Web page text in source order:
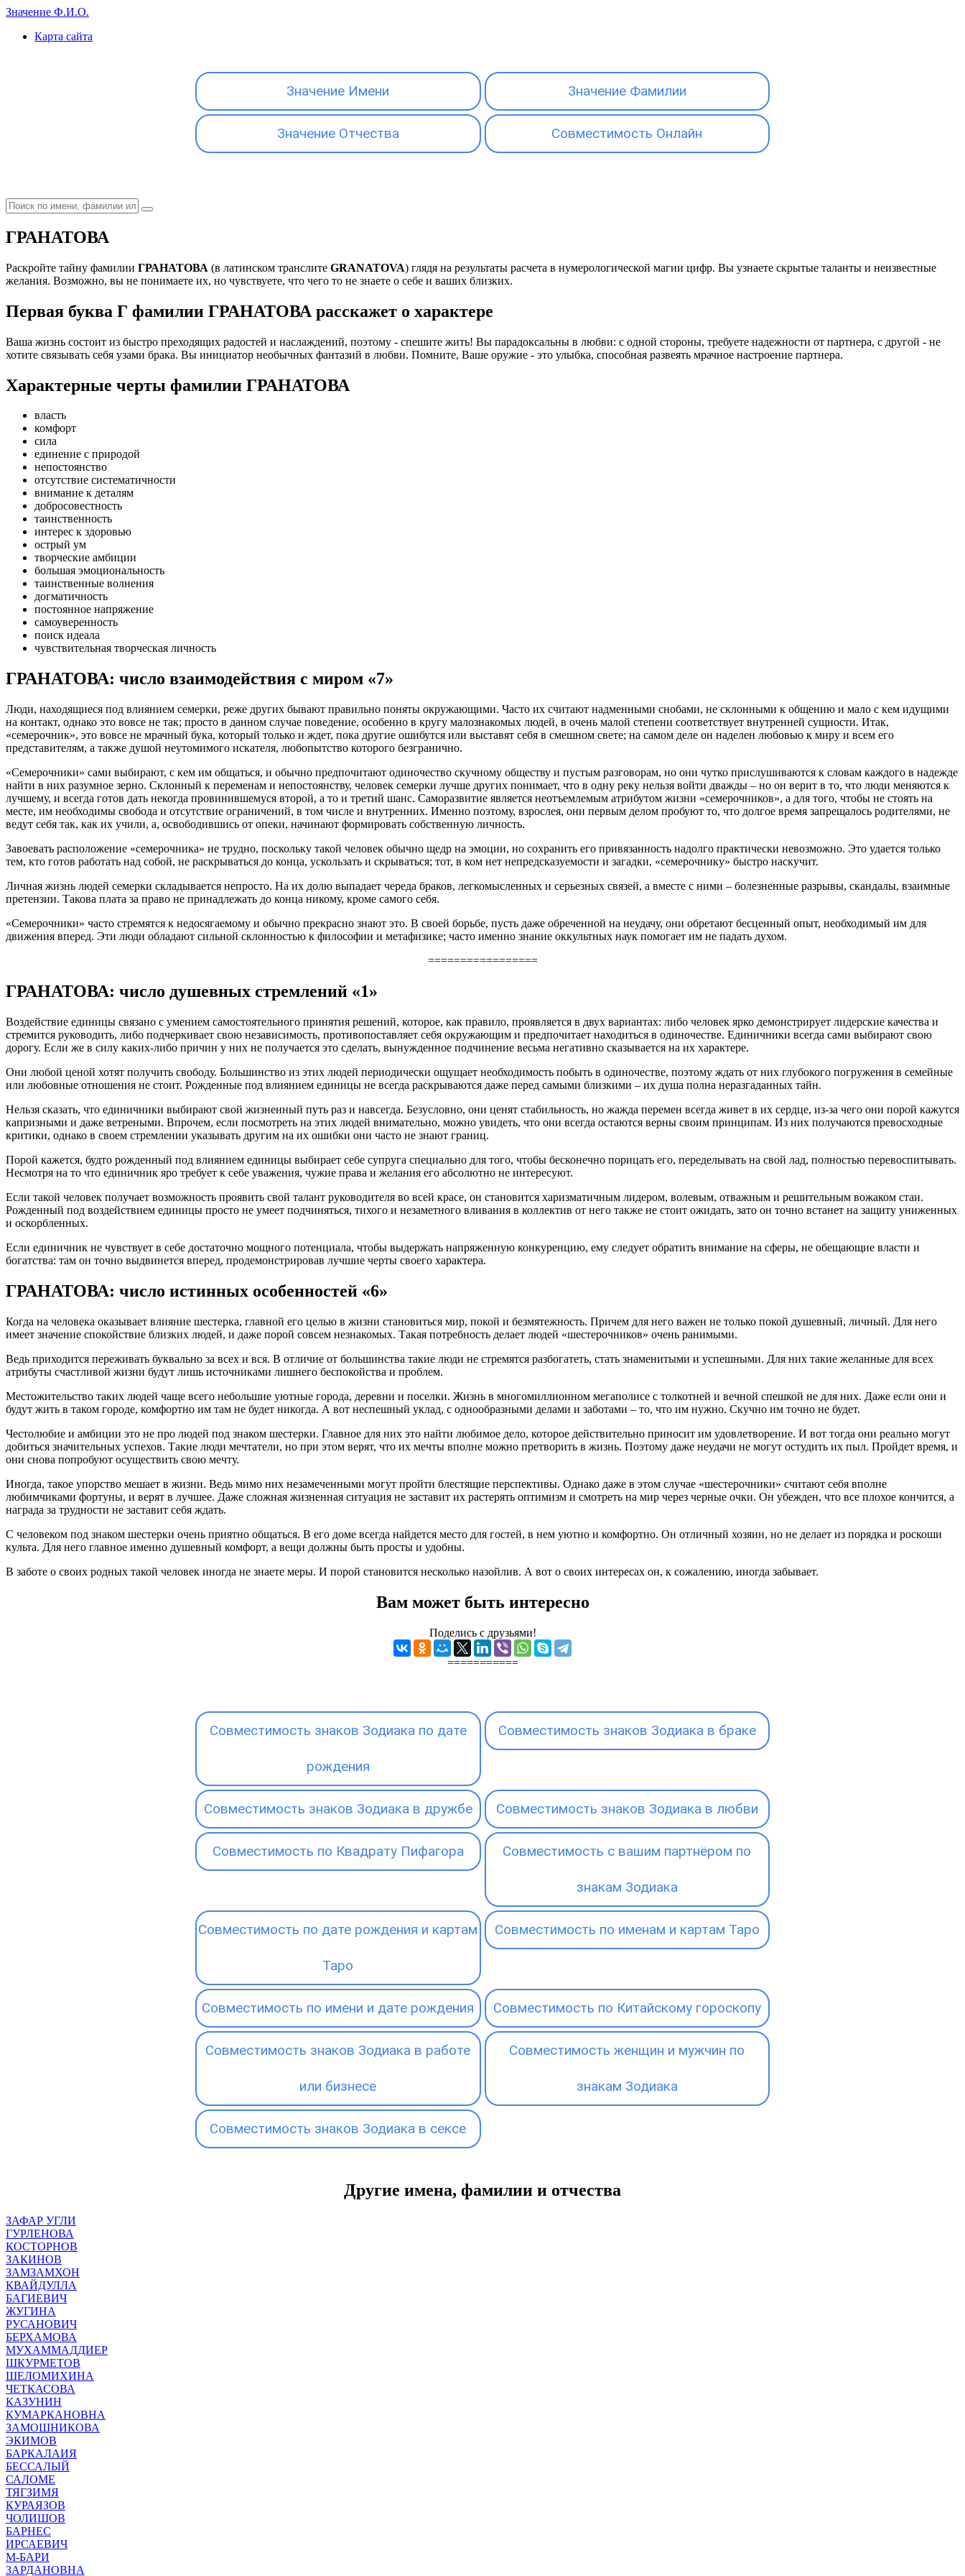
Значение Ф.И.О.
Карта сайта
Значение Имени Значение Фамилии
Значение Отчества Совместимость Онлайн
ГРАНАТОВА
Раскройте тайну фамилии ГРАНАТОВА (в латинском транслите GRANATOVA) глядя на результаты расчета в нумерологической магии цифр. Вы узнаете скрытые таланты и неизвестные
желания. Возможно, вы не понимаете их, но чувствуете, что чего то не знаете о себе и ваших близких.
Первая буква Г фамилии ГРАНАТОВА расскажет о характере
Ваша жизнь состоит из быстро преходящих радостей и наслаждений, поэтому - спешите жить! Вы парадоксальны в любви: с одной стороны, требуете надежности от партнера, с другой - не
хотите связывать себя узами брака. Вы инициатор необычных фантазий в любви. Помните, Ваше оружие - это улыбка, способная развеять мрачное настроение партнера.
Характерные черты фамилии ГРАНАТОВА
власть
комфорт
сила
единение с природой
непостоянство
отсутствие систематичности
внимание к деталям
добросовестность
таинственность
интерес к здоровью
острый ум
творческие амбиции
большая эмоциональность
таинственные волнения
догматичность
постоянное напряжение
самоуверенность
поиск идеала
чувствительная творческая личность
ГРАНАТОВА: число взаимодействия с миром «7»
Люди, находящиеся под влиянием семерки, реже других бывают правильно поняты окружающими. Часто их считают надменными снобами, не склонными к общению и мало с кем идущими
на контакт, однако это вовсе не так; просто в данном случае поведение, особенно в кругу малознакомых людей, в очень малой степени соответствует внутренней сущности. Итак,
«семерочник», это вовсе не мрачный бука, который только и ждет, пока другие ошибутся или выставят себя в смешном свете; на самом деле он наделен любовью к миру и всем его
представителям, а также душой неутомимого искателя, любопытство которого безгранично.
«Семерочники» сами выбирают, с кем им общаться, и обычно предпочитают одиночество скучному обществу и пустым разговорам, но они чутко прислушиваются к словам каждого в надежде
найти в них разумное зерно. Склонный к переменам и непостоянству, человек семерки лучше других понимает, что в одну реку нельзя войти дважды – но он верит в то, что люди меняются к
лучшему, и всегда готов дать некогда провинившемуся второй, а то и третий шанс. Саморазвитие является неотъемлемым атрибутом жизни «семерочников», а для того, чтобы не стоять на
месте, им необходимы свобода и отсутствие ограничений, в том числе и внутренних. Именно поэтому, взрослея, они первым делом пробуют то, что долгое время запрещалось родителями, не
ведут себя так, как их учили, а, освободившись от опеки, начинают формировать собственную личность.
Завоевать расположение «семерочника» не трудно, поскольку такой человек обычно щедр на эмоции, но сохранить его привязанность надолго практически невозможно. Это удается только
тем, кто готов работать над собой, не раскрываться до конца, ускользать и скрываться; тот, в ком нет непредсказуемости и загадки, «семерочнику» быстро наскучит.
Личная жизнь людей семерки складывается непросто. На их долю выпадает череда браков, легкомысленных и серьезных связей, а вместе с ними – болезненные разрывы, скандалы, взаимные
претензии. Такова плата за право не принадлежать до конца никому, кроме самого себя.
«Семерочники» часто стремятся к недосягаемому и обычно прекрасно знают это. В своей борьбе, пусть даже обреченной на неудачу, они обретают бесценный опыт, необходимый им для
движения вперед. Эти люди обладают сильной склонностью к философии и метафизике; часто именно знание оккультных наук помогает им не падать духом.
=================
ГРАНАТОВА: число душевных стремлений «1»
Воздействие единицы связано с умением самостоятельного принятия решений, которое, как правило, проявляется в двух вариантах: либо человек ярко демонстрирует лидерские качества и
стремится руководить, либо подчеркивает свою независимость, противопоставляет себя окружающим и предпочитает находиться в одиночестве. Единичники всегда сами выбирают свою
дорогу. Если же в силу каких-либо причин у них не получается это сделать, вынужденное подчинение весьма негативно сказывается на их характере.
Они любой ценой хотят получить свободу. Большинство из этих людей периодически ощущает необходимость побыть в одиночестве, поэтому ждать от них глубокого погружения в семейные
или любовные отношения не стоит. Рожденные под влиянием единицы не всегда раскрываются даже перед самыми близкими – их душа полна неразгаданных тайн.
Нельзя сказать, что единичники выбирают свой жизненный путь раз и навсегда. Безусловно, они ценят стабильность, но жажда перемен всегда живет в их сердце, из-за чего они порой кажутся
капризными и даже ветреными. Впрочем, если посмотреть на этих людей внимательно, можно увидеть, что они всегда остаются верны своим принципам. Из них получаются превосходные
критики, однако в своем стремлении указывать другим на их ошибки они часто не знают границ.
Порой кажется, будто рожденный под влиянием единицы выбирает себе супруга специально для того, чтобы бесконечно порицать его, переделывать на свой лад, полностью перевоспитывать.
Несмотря на то что единичник яро требует к себе уважения, чужие права и желания его абсолютно не интересуют.
Если такой человек получает возможность проявить свой талант руководителя во всей красе, он становится харизматичным лидером, волевым, отважным и решительным вожаком стаи.
Рожденный под воздействием единицы просто не умеет подчиняться, тихого и незаметного вливания в коллектив от него также не стоит ожидать, зато он точно встанет на защиту униженных
и оскорбленных.
Если единичник не чувствует в себе достаточно мощного потенциала, чтобы выдержать напряженную конкуренцию, ему следует обратить внимание на сферы, не обещающие власти и
богатства: там он точно выдвинется вперед, продемонстрировав лучшие черты своего характера.
ГРАНАТОВА: число истинных особенностей «6»
Когда на человека оказывает влияние шестерка, главной его целью в жизни становиться мир, покой и безмятежность. Причем для него важен не только покой душевный, личный. Для него
имеет значение спокойствие близких людей, и даже порой совсем незнакомых. Такая потребность делает людей «шестерочников» очень ранимыми.
Ведь приходится переживать буквально за всех и вся. В отличие от большинства такие люди не стремятся разбогатеть, стать знаменитыми и успешными. Для них такие желанные для всех
атрибуты счастливой жизни будут лишь источниками лишнего беспокойства и проблем.
Местожительство таких людей чаще всего небольшие уютные города, деревни и поселки. Жизнь в многомиллионном мегаполисе с толкотней и вечной спешкой не для них. Даже если они и
будут жить в таком городе, комфортно им там не будет никогда. А вот неспешный уклад, с однообразными делами и заботами – то, что им нужно. Скучно им точно не будет.
Честолюбие и амбиции это не про людей под знаком шестерки. Главное для них это найти любимое дело, которое действительно приносит им удовлетворение. И вот тогда они реально могут
добиться значительных успехов. Такие люди мечтатели, но при этом верят, что их мечты вполне можно претворить в жизнь. Поэтому даже неудачи не могут остудить их пыл. Пройдет время, и
они снова попробуют осуществить свою мечту.
Иногда, такое упорство мешает в жизни. Ведь мимо них незамеченными могут пройти блестящие перспективы. Однако даже в этом случае «шестерочники» считают себя вполне
любимчиками фортуны, и верят в лучшее. Даже сложная жизненная ситуация не заставит их растерять оптимизм и смотреть на мир через черные очки. Он убежден, что все плохое кончится, а
награда за трудности не заставит себя ждать.
С человеком под знаком шестерки очень приятно общаться. В его доме всегда найдется место для гостей, в нем уютно и комфортно. Он отличный хозяин, но не делает из порядка и роскоши
культа. Для него главное именно душевный комфорт, а вещи должны быть просты и удобны.
В заботе о своих родных такой человек иногда не знаете меры. И порой становится несколько назойлив. А вот о своих интересах он, к сожалению, иногда забывает.
Вам может быть интересно
Поделись с друзьями!
===========
Совместимость знаков Зодиака по дате
рождения
Совместимость знаков Зодиака в браке
Совместимость знаков Зодиака в дружбе Совместимость знаков Зодиака в любви
Совместимость по Квадрату Пифагора Совместимость с вашим партнёром по
знакам Зодиака
Совместимость по дате рождения и картам
Таро
Совместимость по именам и картам Таро
Совместимость по имени и дате рождения Совместимость по Китайскому гороскопу
Совместимость знаков Зодиака в работе
или бизнесе
Совместимость женщин и мужчин по
знакам Зодиака
Совместимость знаков Зодиака в сексе
Другие имена, фамилии и отчества
ЗАФАР УГЛИ
ГУРЛЕНОВА
КОСТОРНОВ
ЗАКИНОВ
ЗАМЗАМХОН
КВАЙДУЛЛА
БАГИЕВИЧ
ЖУГИНА
РУСАНОВИЧ
БЕРХАМОВА
МУХАММАДДИЕР
ШКУРМЕТОВ
ШЕЛОМИХИНА
ЧЕТКАСОВА
КАЗУНИН
КУМАРКАНОВНА
ЗАМОШНИКОВА
ЭКИМОВ
БАРКАЛАИЯ
БЕССАЛЫЙ
САЛОМЕ
ТЯГЗИМЯ
КУРАЯЗОВ
ЧОЛИШОВ
БАРНЕС
ИРСАЕВИЧ
М-БАРИ
ЗАРДАНОВНА